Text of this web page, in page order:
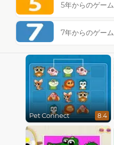
5年からのゲーム
7年からのゲーム
Pet Connect 8.4